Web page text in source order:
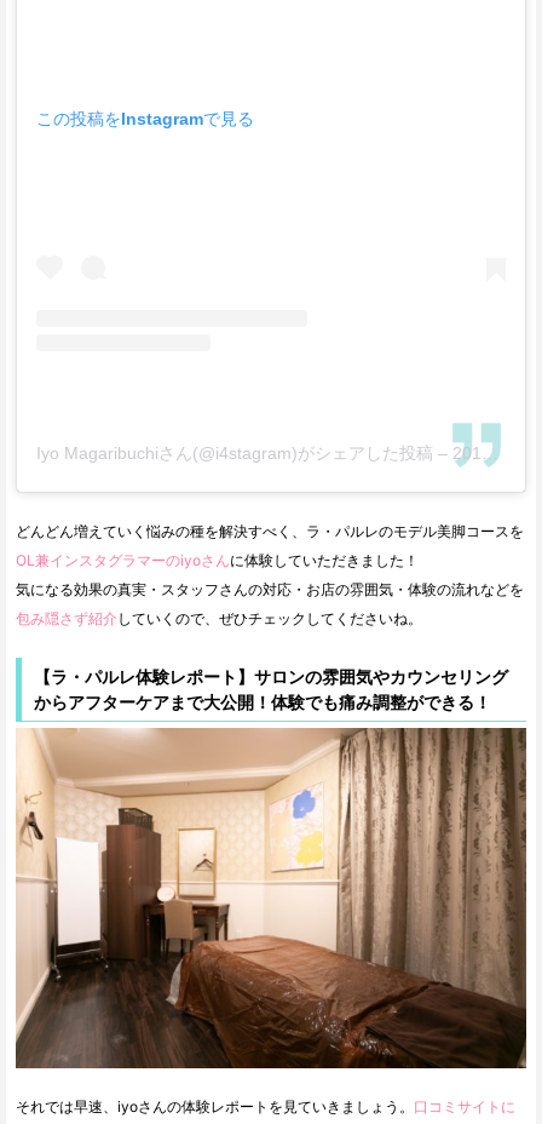
この投稿をInstagramで見る
Iyo Magaribuchiさん(@i4stagram)がシェアした投稿 – 2018年 7月月1日午前5時31分PDT
どんどん増えていく悩みの種を解決すべく、ラ・パルレのモデル美脚コースを
OL兼インスタグラマーのiyoさんに体験していただきました！
気になる効果の真実・スタッフさんの対応・お店の雰囲気・体験の流れなどを
包み隠さず紹介していくので、ぜひチェックしてくださいね。
【ラ・パルレ体験レポート】サロンの雰囲気やカウンセリング
からアフターケアまで大公開！体験でも痛み調整ができる！
それでは早速、iyoさんの体験レポートを見ていきましょう。 口コミサイトに